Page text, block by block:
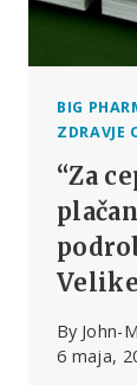
BIG
ZDRAVJE
“Za
By John-
6 maja,